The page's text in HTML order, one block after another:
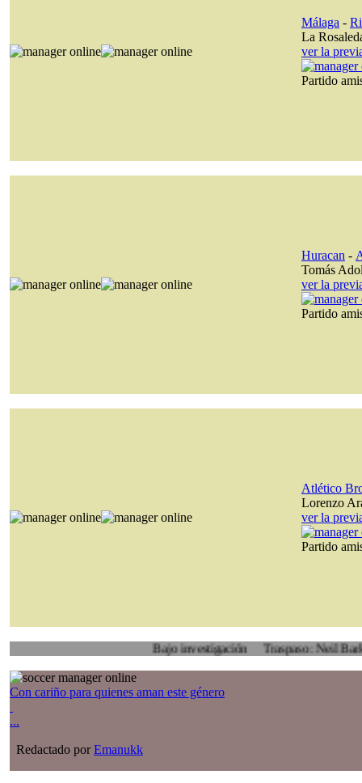
Málaga -
La
ver la
Partido
Huracan -
Tomás
ver la
Partido
Atlético
Lorenzo
ver la
Partido
Bajo investigación Traspaso: Neil Barker,
Con cariño para quienes aman este género
...
Redactado porEmanukk